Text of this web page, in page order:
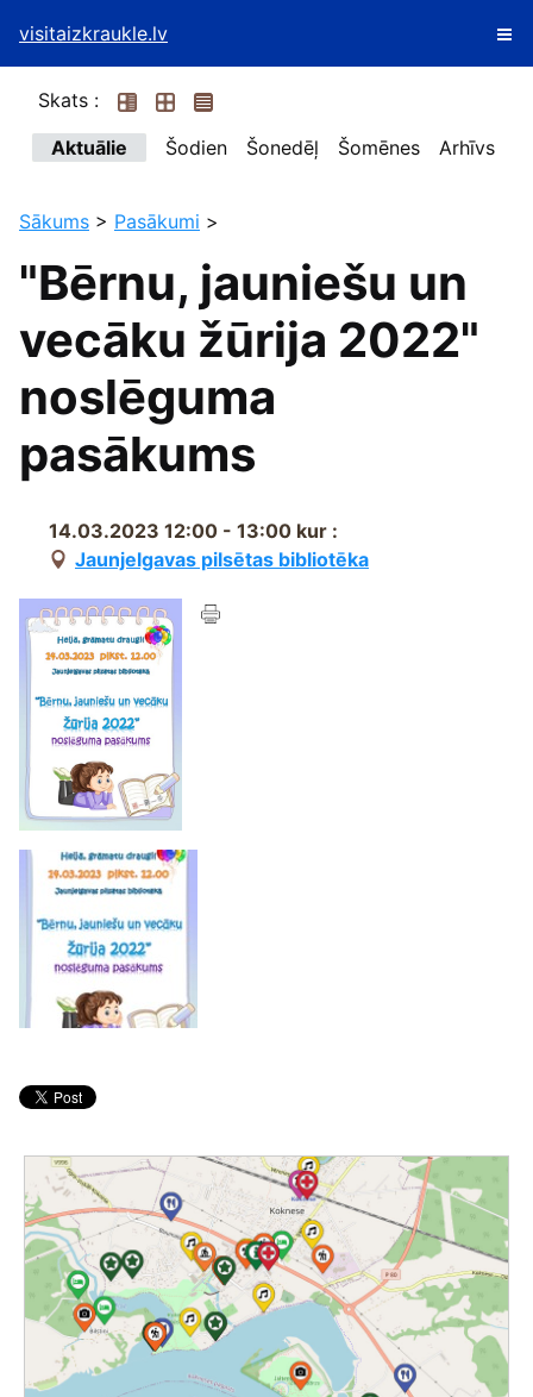
visitaizkraukle.lv
Skats :
Aktuālie
Šodien Šonedēļ Šomēnes Arhīvs
Sākums > Pasākumi >
"Bērnu, jauniešu un
vecāku žūrija 2022"
noslēguma
pasākums
14.03.2023 12:00 - 13:00 kur :
Jaunjelgavas pilsētas bibliotēka